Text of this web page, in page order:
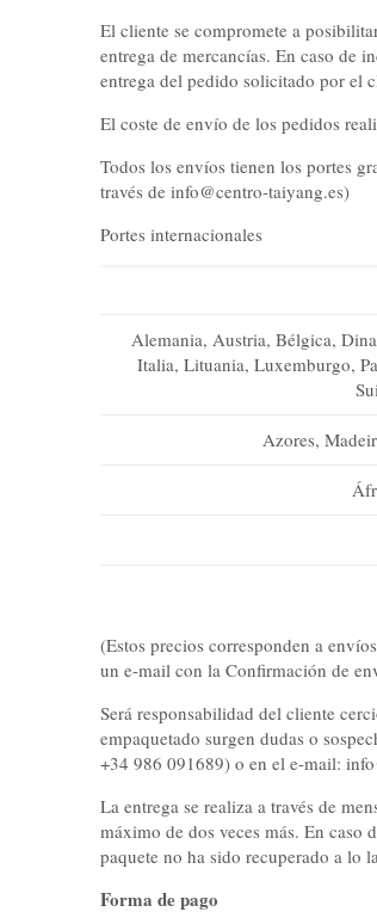
El cliente se compromete a
entrega de mercancías. En caso de
entrega del pedido solicitado por el
El coste de envío de los pedidos
Todos los envíos tienen los portes
través de info@centro-taiyang.es)
Portes internacionales
Alemania, Austria, Bélgica,
Italia, Lituania, Luxemburgo,
Azores,
(Estos precios corresponden a
un e-mail con la Confirmación de
Será responsabilidad del cliente
empaquetado surgen dudas o
+34 986 091689) o en el e-mail:
La entrega se realiza a través de
máximo de dos veces más. En caso
paquete no ha sido recuperado a lo
Forma de pago